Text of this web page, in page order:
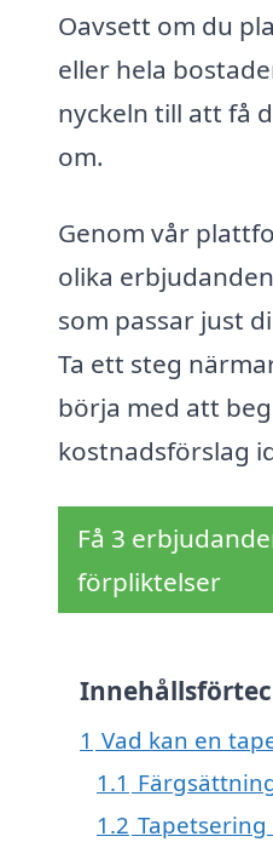
Oavsett om du
eller hela
nyckeln till att få
om.
Genom vår
olika
som passar just
Ta ett steg
börja med att
kostnadsförslag
Få 3
förpliktelser
1 Vad kan en
1.1
1.2